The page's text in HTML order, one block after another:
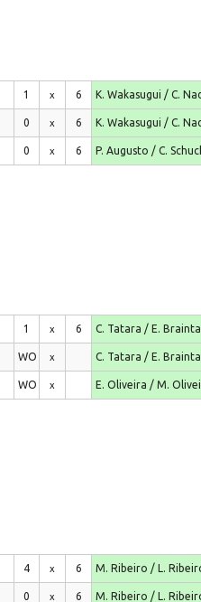
1 x 6 K. Wakasugui / C.
0 x 6 K. Wakasugui / C.
0 x 6 P. Augusto / C.
1 x 6 C. Tatara / E. Brainta
WO x C. Tatara / E. Brainta
WO x E. Oliveira / M.
4 x 6 M. Ribeiro / L.
0 x 6 M. Ribeiro / L.